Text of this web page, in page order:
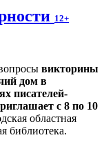
12+
викторины
дом в
писателей-
с 8 по 10
областная
библиотека.